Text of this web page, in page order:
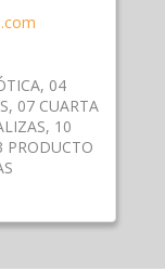
, 04
, 07 CUARTA
, 10
PRODUCTO